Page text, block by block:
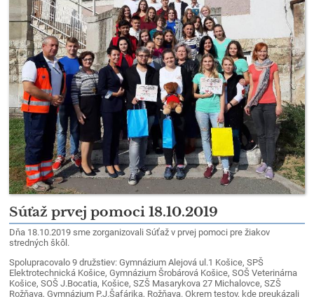
Súťaž prvej pomoci 18.10.2019
Dňa 18.10.2019 sme zorganizovali Súťaž v prvej pomoci pre žiakov
stredných škôl.
Spolupracovalo 9 družstiev: Gymnázium Alejová ul.1 Košice, SPŠ
Elektrotechnická Košice, Gymnázium Šrobárová Košice, SOŠ Veterinárna
Košice, SOŠ J.Bocatia, Košice, SZŠ Masarykova 27 Michalovce, SZŠ
Rožňava, Gymnázium P.J.Šafárika, Rožňava. Okrem testov, kde preukázali